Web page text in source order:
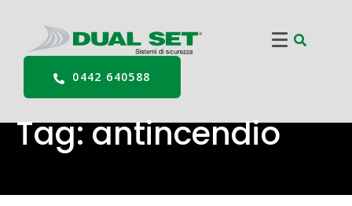
0442 640588
Tag:antincendio